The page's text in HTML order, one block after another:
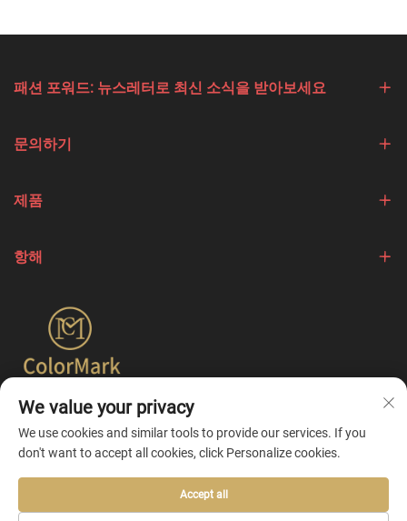
패션 포워드: 뉴스레터로 최신 소식을 받아보세요
문의하기
제품
항해
Colormark는 다양한 브랜드의 고유한 특성을 강조하는 제품
제작에 중점을 두고 원스톱 맞춤화 서비스를 제공합니다.
We value your privacy
We use cookies and similar tools to provide our services. If you
don't want to accept all cookies, click Personalize cookies.
Accept all